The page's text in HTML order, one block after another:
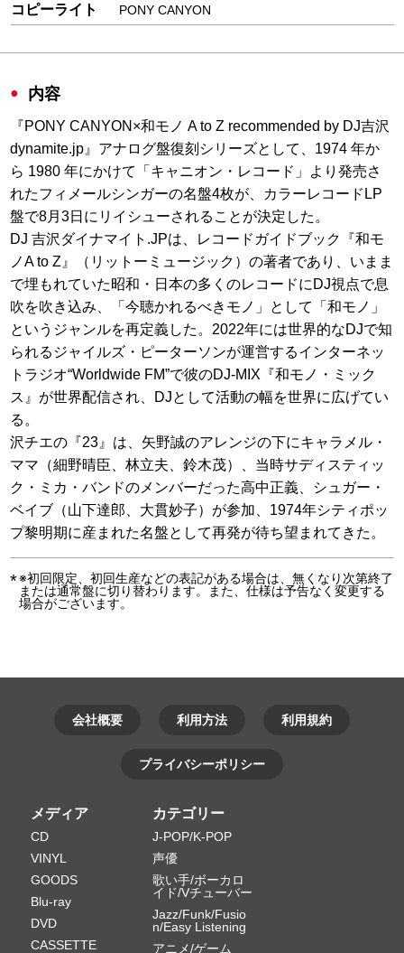
コピーライト PONY CANYON
内容
『PONY CANYON×和モノ A to Z recommended by DJ吉沢
dynamite.jp』アナログ盤復刻シリーズとして、1974 年か
ら 1980 年にかけて「キャニオン・レコード」より発売さ
れたフィメールシンガーの名盤4枚が、カラーレコードLP
盤で8月3日にリイシューされることが決定した。
DJ 吉沢ダイナマイト.JPは、レコードガイドブック『和モ
ノA to Z』（リットーミュージック）の著者であり、いまま
で埋もれていた昭和・日本の多くのレコードにDJ視点で息
吹を吹き込み、「今聴かれるべきモノ」として「和モノ」
というジャンルを再定義した。2022年には世界的なDJで知
られるジャイルズ・ピーターソンが運営するインターネッ
トラジオ“Worldwide FM”で彼のDJ-MIX『和モノ・ミック
ス』が世界配信され、DJとして活動の幅を世界に広げてい
る。
沢チエの『23』は、矢野誠のアレンジの下にキャラメル・
ママ（細野晴臣、林立夫、鈴木茂）、当時サディスティッ
ク・ミカ・バンドのメンバーだった高中正義、シュガー・
ベイブ（山下達郎、大貫妙子）が参加、1974年シティポッ
プ黎明期に産まれた名盤として再発が待ち望まれてきた。
※初回限定、初回生産などの表記がある場合は、無くなり次第終了
または通常盤に切り替わります。また、仕様は予告なく変更する
場合がございます。
会社概要 利用方法 利用規約
プライバシーポリシー
メディア
CD
VINYL
GOODS
Blu-ray
DVD
CASSETTE
カテゴリー
J-POP/K-POP
声優
歌い手/ボーカロ
イド/Vチューバー
Jazz/Funk/Fusio
n/Easy Listening
アニメ/ゲーム